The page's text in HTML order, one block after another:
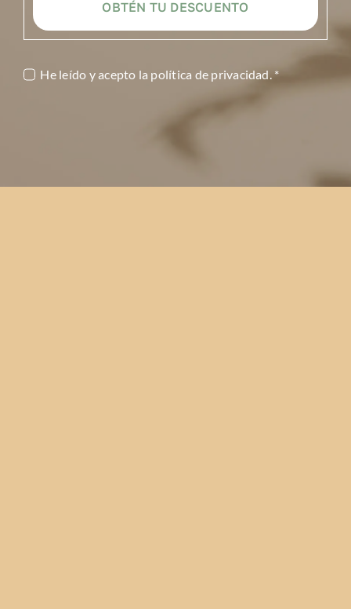
OBTÉN TU DESCUENTO
He leído y acepto la política de privacidad. *